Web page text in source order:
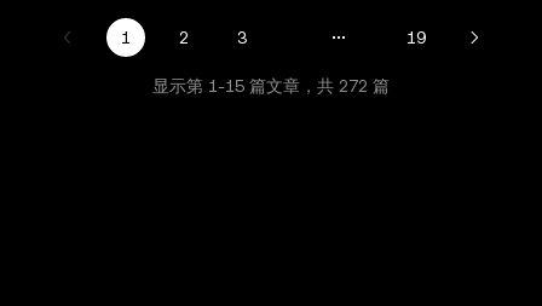
1 2 3 19
显示第 1-15 篇文章，共 272 篇